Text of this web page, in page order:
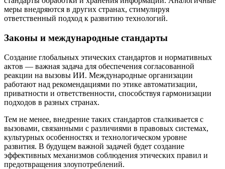
меры внедряются в других странах, стимулируя
ответственный подход к развитию технологий.
Законы и международные стандарты
Создание глобальных этических стандартов и нормативных
актов — важная задача для обеспечения согласованной
реакции на вызовы ИИ. Международные организации
работают над рекомендациями по этике автоматизации,
приватности и ответственности, способствуя гармонизации
подходов в разных странах.
Тем не менее, внедрение таких стандартов сталкивается с
вызовами, связанными с различиями в правовых системах,
культурных особенностях и технологическом уровне
развития. В будущем важной задачей будет создание
эффективных механизмов соблюдения этических правил и
предотвращения злоупотреблений.